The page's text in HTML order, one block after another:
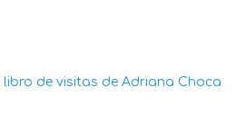
libro de visitas de Adriana Choca